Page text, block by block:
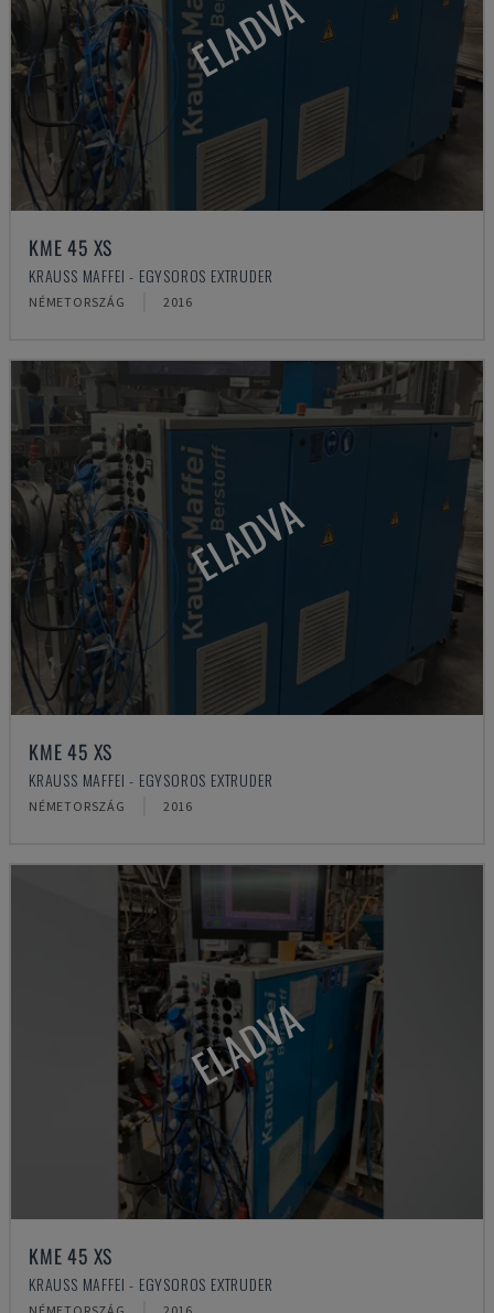
ELADVA
KME 45 XS
KRAUSS MAFFEI - EGYSOROS EXTRUDER
NÉMETORSZÁG 2016
ELADVA
KME 45 XS
KRAUSS MAFFEI - EGYSOROS EXTRUDER
NÉMETORSZÁG 2016
ELADVA
KME 45 XS
KRAUSS MAFFEI - EGYSOROS EXTRUDER